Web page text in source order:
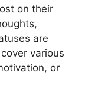
on their
are
various
or